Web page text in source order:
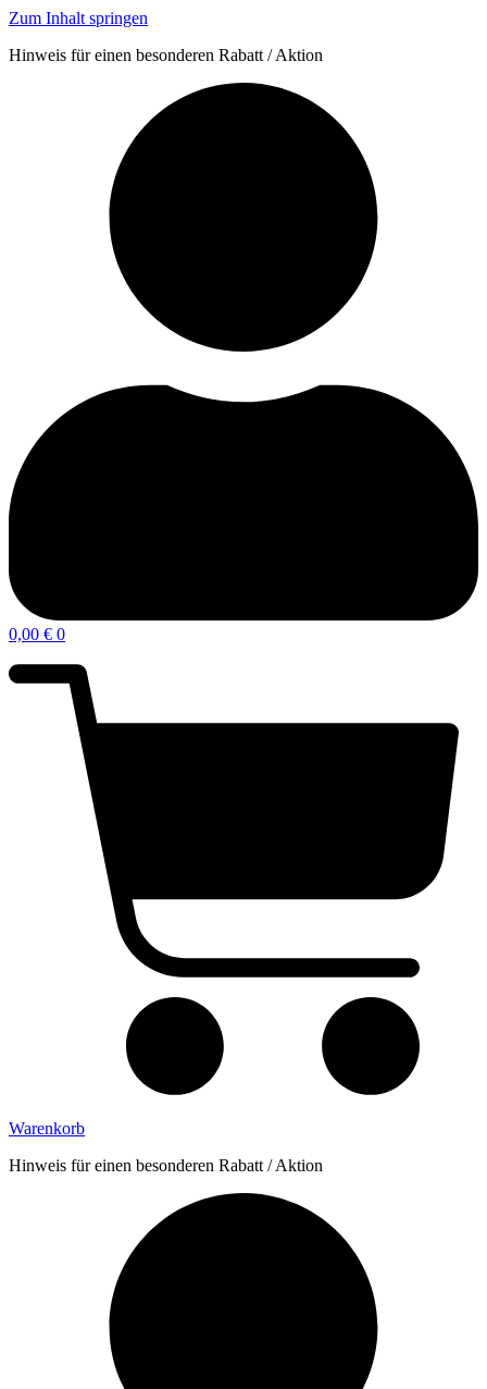
Zum Inhalt springen
Hinweis für einen besonderen Rabatt / Aktion
0,00 € 0
Warenkorb
Hinweis für einen besonderen Rabatt / Aktion